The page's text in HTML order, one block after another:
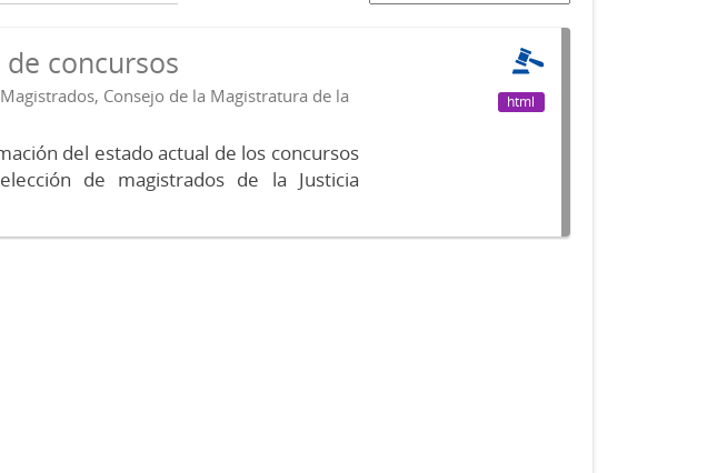
concursos
Consejo de la Magistratura de la
del estado actual de los concursos
de magistrados de la Justicia
html